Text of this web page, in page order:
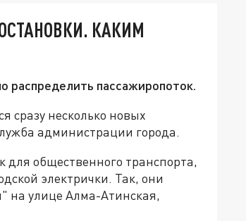
КАКИМ
распределить пассажиропоток.
сразу несколько новых
администрации города.
для общественного транспорта,
электрички. Так, они
на улице Алма-Атинская,